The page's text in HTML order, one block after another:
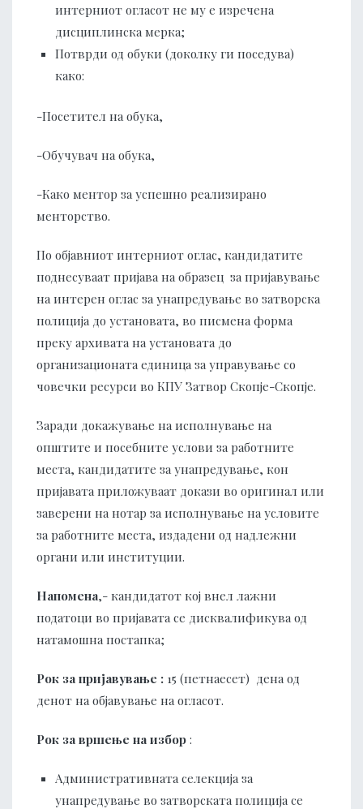
интерниот огласот не му е изречена
дисциплинска мерка;
Потврди од обуки (доколку ги поседува)
како:
-Посетител на обука,
-Обучувач на обука,
-Како ментор за успешно реализирано
менторство.
По објавниот интерниот оглас, кандидатите
поднесуваат пријава на образец за пријавување
на интерен оглас за унапредување во затворска
полиција до установата, во писмена форма
преку архивата на установата до
организационата единица за управување со
човечки ресурси во КПУ Затвор Скопје-Скопје.
Заради докажување на исполнување на
општите и посебните услови за работните
места, кандидатите за унапредување, кон
пријавата приложуваат докази во оригинал или
заверени на нотар за исполнување на условите
за работните места, издадени од надлежни
органи или институции.
Напомена,- кандидатот кој внел лажни
податоци во пријавата се дисквалификува од
натамошна постапка;
Рок за пријавување : 15 (петнаесет) дена од
денот на објавување на огласот.
Рок за вршење на избор :
Административната селекција за
унапредување во затворската полиција се